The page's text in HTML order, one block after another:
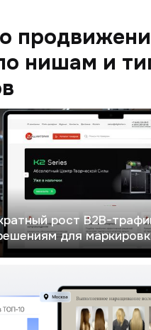
нишам и
рост B2B-
для